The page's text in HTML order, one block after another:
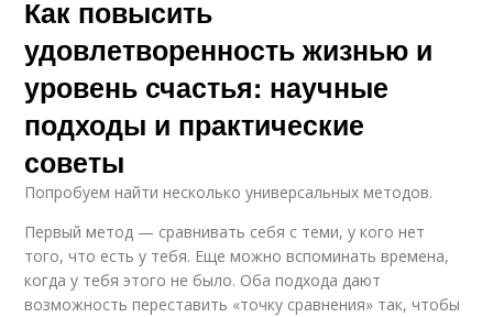
Как повысить
удовлетворенность жизнью и
уровень счастья: научные
подходы и практические
советы
Попробуем найти несколько универсальных методов.
Первый метод — сравнивать себя с теми, у кого нет
того, что есть у тебя. Еще можно вспоминать времена,
когда у тебя этого не было. Оба подхода дают
возможность переставить «точку сравнения» так, чтобы